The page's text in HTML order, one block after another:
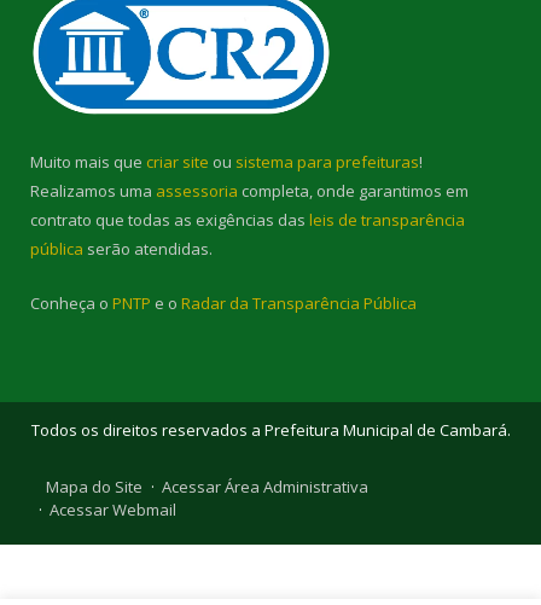
Muito mais que criar site ou sistema para prefeituras!
Realizamos uma assessoria completa, onde garantimos em
contrato que todas as exigências das leis de transparência
pública serão atendidas.
Conheça o PNTP e o Radar da Transparência Pública
Todos os direitos reservados a Prefeitura Municipal de Cambará.
Mapa do Site
Acessar Área Administrativa
Acessar Webmail